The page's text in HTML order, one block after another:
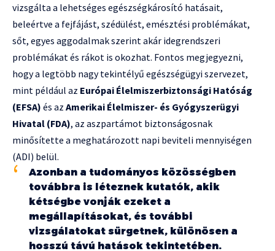
vizsgálta a lehetséges egészségkárosító hatásait,
beleértve a fejfájást, szédülést, emésztési problémákat,
sőt, egyes aggodalmak szerint akár idegrendszeri
problémákat és rákot is okozhat. Fontos megjegyezni,
hogy a legtöbb nagy tekintélyű egészségügyi szervezet,
mint például az Európai Élelmiszerbiztonsági Hatóság
(EFSA) és az Amerikai Élelmiszer- és Gyógyszerügyi
Hivatal (FDA), az aszpartámot biztonságosnak
minősítette a meghatározott napi beviteli mennyiségen
(ADI) belül.
Azonban a tudományos közösségben
továbbra is léteznek kutatók, akik
kétségbe vonják ezeket a
megállapításokat, és további
vizsgálatokat sürgetnek, különösen a
hosszú távú hatások tekintetében.